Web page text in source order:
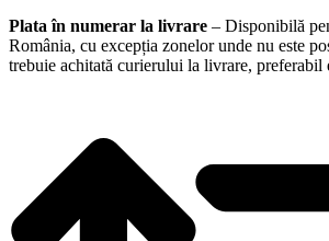
Plata în numerar la livrare – Disponibilă
România, cu excepția zonelor unde nu este
trebuie achitată curierului la livrare, preferabil